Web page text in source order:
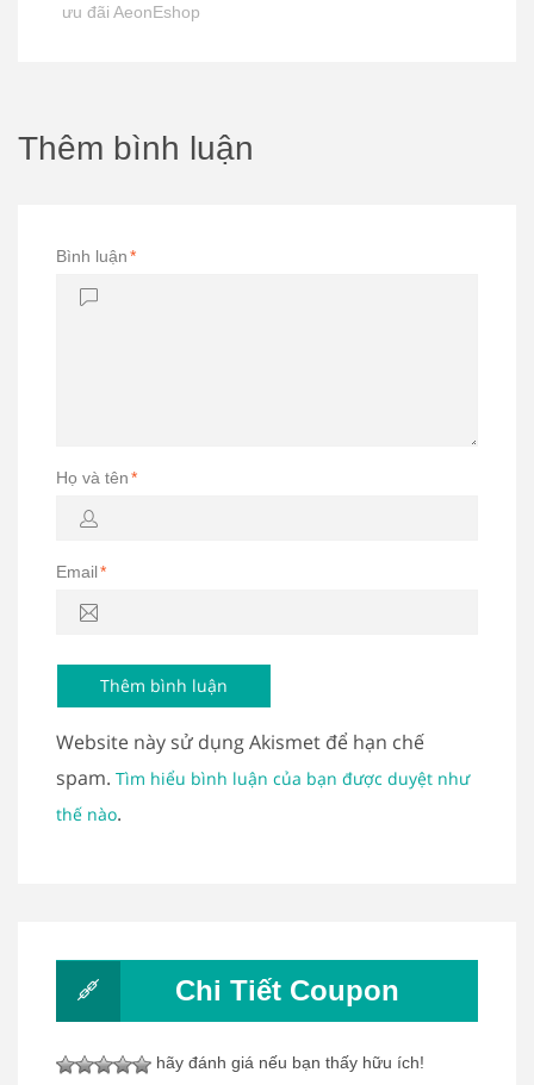
ưu đãi AeonEshop
Thêm bình luận
Bình luận*
Họ và tên*
Email*
Website này sử dụng Akismet để hạn chế
spam. Tìm hiểu bình luận của bạn được duyệt như
thế nào.
Chi Tiết Coupon
hãy đánh giá nếu bạn thấy hữu ích!